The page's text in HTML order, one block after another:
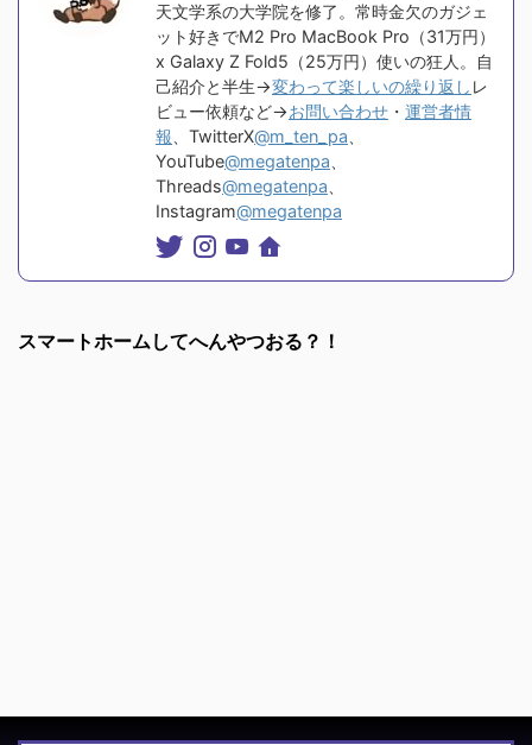
天文学系の大学院を修了。常時金欠のガジェ
ット好きでM2 Pro MacBook Pro（31万円）
x Galaxy Z Fold5（25万円）使いの狂人。自
己紹介と半生→変わって楽しいの繰り返し レ
ビュー依頼など→お問い合わせ ・ 運営者情
報 、TwitterX@m_ten_pa
YouTube@megatenpa
Threads@megatenpa
Instagram@megatenpa
スマートホームしてへんやつおる？！